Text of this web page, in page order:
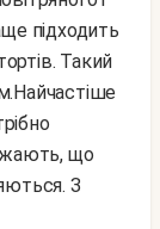
підходить
Такий
що
З